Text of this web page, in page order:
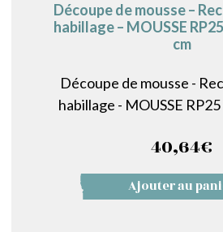
Découpe de mousse –
habillage – MOUSSE
cm
Découpe de mousse -
habillage - MOUSSE RP25
40,64€
Ajouter au